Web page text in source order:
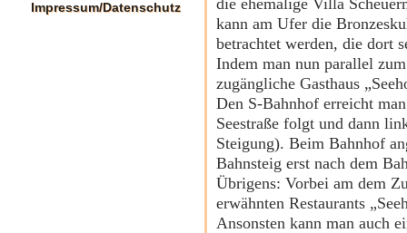
Impressum/Datenschutz
kann am Ufer die
betrachtet werden, die dort
Indem man nun parallel
zugängliche Gasthaus
Den S-Bahnhof erreicht
Seestraße folgt und dann
Steigung). Beim Bahnhof
Bahnsteig erst nach dem
Übrigens: Vorbei am dem
erwähnten Restaurants
Ansonsten kann man auch